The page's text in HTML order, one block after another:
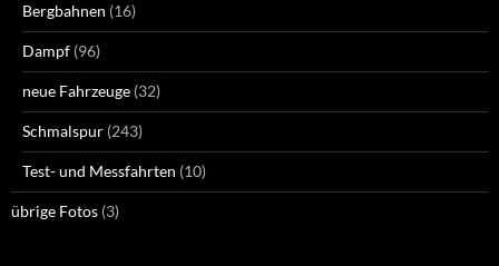
Bergbahnen (16)
Dampf (96)
neue Fahrzeuge (32)
Schmalspur (243)
Test- und Messfahrten (10)
übrige Fotos (3)